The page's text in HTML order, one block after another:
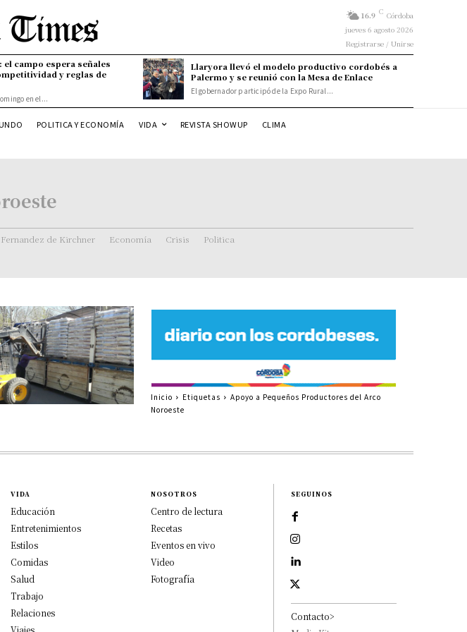
16.9 C Córdoba
jueves 6 agosto 2026
Registrarse / Unirse
el campo espera señales
y reglas de
en el...
Llaryora llevó el modelo productivo cordobés a
Palermo y se reunió con la Mesa de Enlace
El gobernador participó de la Expo Rural...
POLITICA Y ECONOMÍA VIDA REVISTA SHOWUP CLIMA
de Kirchner Economía Crisis Politica
Inicio Etiquetas
Apoyo a Pequeños Productores del Arco
Noroeste
VIDA
Educación
Entretenimientos
Estilos
Comidas
Salud
Trabajo
Relaciones
Viajes
NOSOTROS
Centro de lectura
Recetas
Eventos en vivo
Video
Fotografía
SEGUINOS
Contacto>